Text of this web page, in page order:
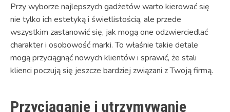
Przy wyborze najlepszych gadżetów warto kierować się
nie tylko ich estetyką i świetlistością, ale przede
wszystkim zastanowić się, jak mogą one odzwierciedlać
charakter i osobowość marki. To właśnie takie detale
mogą przyciągnąć nowych klientów i sprawić, że stali
klienci poczują się jeszcze bardziej związani z Twoją firmą.
Przyciąganie i utrzymywanie